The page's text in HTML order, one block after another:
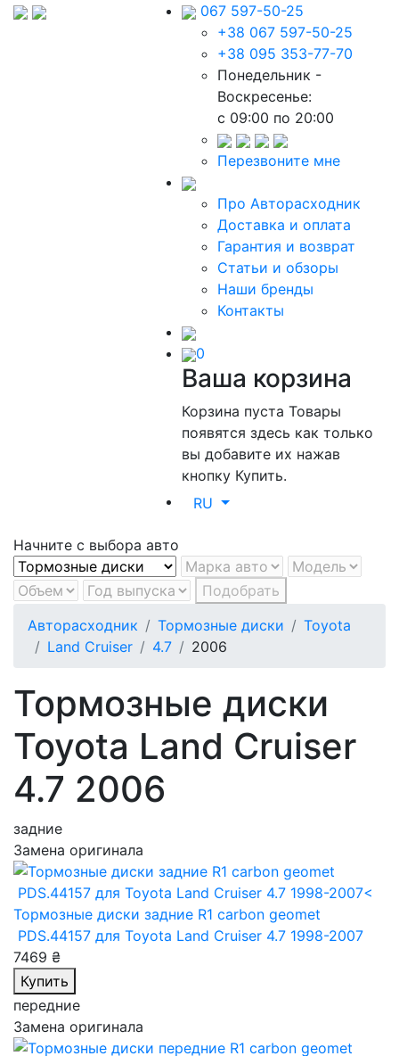
067 597-50-25
+38 067 597-50-25
+38 095 353-77-70
Понедельник -
Воскресенье:
c 09:00 по 20:00
Перезвоните мне
Про Авторасходник
Доставка и оплата
Гарантия и возврат
Статьи и обзоры
Наши бренды
Контакты
0
Ваша корзина
Корзина пустаТовары
появятся здесь как только
вы добавите их нажав
кнопку Купить.
RU
Начните с выбора авто
Подобрать
Авторасходник
Тормозные диски
Toyota
Land Cruiser
4.7 2006
Тормозные диски
Toyota Land Cruiser
4.7 2006
задние
Замена оригинала
Тормозные диски задние R1 carbon geomet
PDS.44157 для Toyota Land Cruiser 4.7 1998-2007
7469 ₴
Купить
передние
Замена оригинала